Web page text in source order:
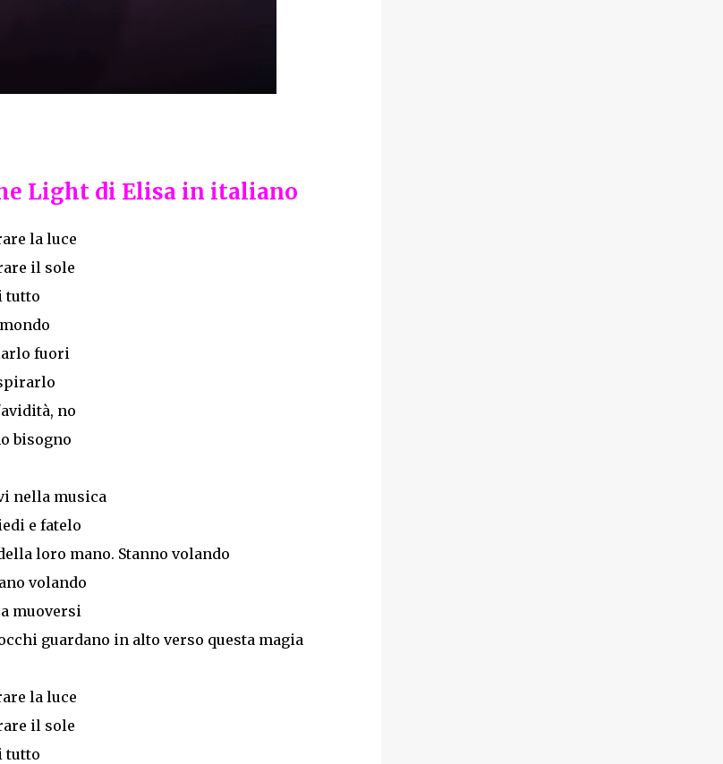
Light di Elisa in italiano
la luce
il sole
tutto
fuori
no
bisogno
nella musica
e fatelo
loro mano. Stanno volando
volando
muoversi
guardano in alto verso questa magia
la luce
il sole
tutto